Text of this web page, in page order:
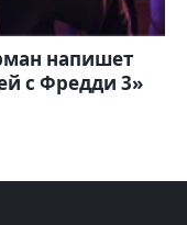
напишет
с Фредди 3»